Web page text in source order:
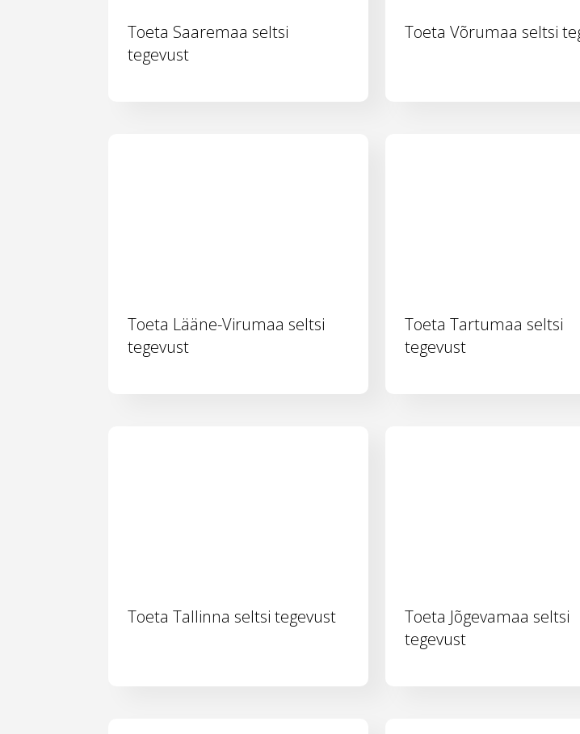
Toeta Saaremaa seltsi
tegevust
Toeta Võrumaa seltsi
Toeta Lääne-Virumaa seltsi
tegevust
Toeta Tartumaa seltsi
tegevust
Toeta Tallinna seltsi tegevust
Toeta Jõgevamaa seltsi
tegevust